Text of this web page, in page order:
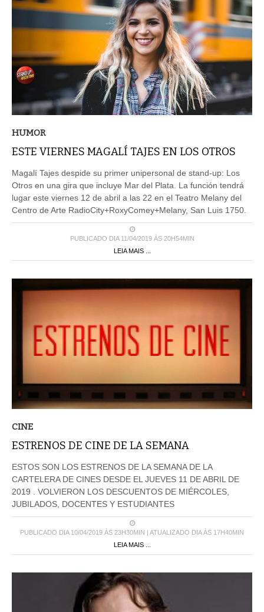
HUMOR
ESTE VIERNES MAGALÍ TAJES EN LOS OTROS
Magalí Tajes despide su primer unipersonal de stand-up: Los
Otros en una gira que incluye Mar del Plata. La función tendrá
lugar este viernes 12 de abril a las 22 en el Teatro Melany del
Centro de Arte RadioCity+RoxyComey+Melany, San Luis 1750.
PUBLICADO DIA 11/04/2019 ÀS 20H54MIN
LEIA MAIS ...
CINE
ESTRENOS DE CINE DE LA SEMANA
ESTOS SON LOS ESTRENOS DE LA SEMANA DE LA
CARTELERA DE CINES DESDE EL JUEVES 11 DE ABRIL DE
2019 . VOLVIERON LOS DESCUENTOS DE MIÉRCOLES,
JUBILADOS, DOCENTES Y ESTUDIANTES
PUBLICADO DIA 10/04/2019 ÀS 23H30MIN | ATUALIZADO DIA ÀS 17H40MIN
LEIA MAIS ...